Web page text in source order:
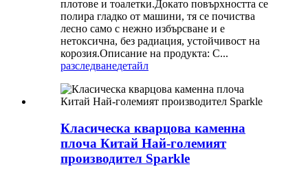
плотове и тоалетки.Докато повърхността се
полира гладко от машини, тя се почиства
лесно само с нежно избърсване и е
нетоксична, без радиация, устойчивост на
корозия.Описание на продукта: C...
разследванедетайл
Класическа кварцова каменна
плоча Китай Най-големият
производител Sparkle